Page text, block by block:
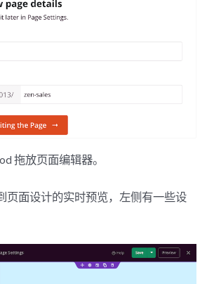
拖放页面编辑器。
页面设计的实时预览，左侧有一些设